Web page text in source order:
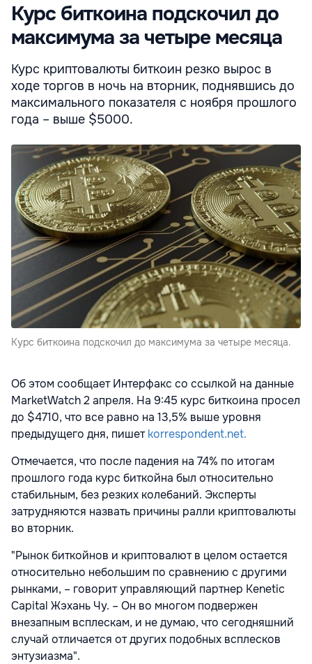
Курс биткоина подскочил до
максимума за четыре месяца
Курс криптовалюты биткоин резко вырос в
ходе торгов в ночь на вторник, поднявшись до
максимального показателя с ноября прошлого
года – выше $5000.
Курс биткоина подскочил до максимума за четыре месяца.
Об этом сообщает Интерфакс со ссылкой на данные
MarketWatch 2 апреля. На 9:45 курс биткоина просел
до $4710, что все равно на 13,5% выше уровня
предыдущего дня, пишетkorrespondent.net.
Отмечается, что после падения на 74% по итогам
прошлого года курс биткойна был относительно
стабильным, без резких колебаний. Эксперты
затрудняются назвать причины ралли криптовалюты
во вторник.
"Рынок биткойнов и криптовалют в целом остается
относительно небольшим по сравнению с другими
рынками, – говорит управляющий партнер Kenetic
Capital Жэхань Чу. – Он во многом подвержен
внезапным всплескам, и не думаю, что сегодняшний
случай отличается от других подобных всплесков
энтузиазма".